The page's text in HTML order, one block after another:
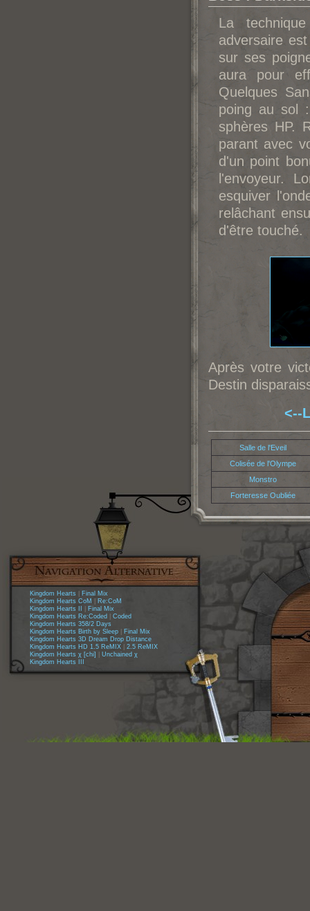
La
adversaire
sur ses
aura pour
Quelques
poing au sol
sphères HP.
parant avec
d'un point
l'envoyeur.
esquiver
relâchant
d'être touché.
Après votre
Destin
<--
Salle de l'Eveil
Colisée de l'Olympe
Monstro
Forteresse Oubliée
Kingdom Hearts
Final Mix
Kingdom Hearts CoM
Re:CoM
Kingdom Hearts II
Final Mix
Kingdom Hearts Re:Coded
Coded
Kingdom Hearts 358/2 Days
Kingdom Hearts Birth by Sleep
Final Mix
Kingdom Hearts 3D Dream Drop Distance
Kingdom Hearts HD 1.5 ReMIX
2.5 ReMIX
Kingdom Hearts χ [chi]
Unchained χ
Kingdom Hearts III